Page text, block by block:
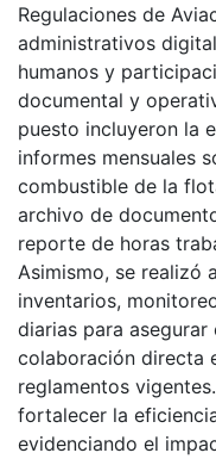
Regulaciones de
administrativos
humanos y
documental y
puesto incluyeron la
informes mensuales
combustible de la
archivo de
reporte de horas
Asimismo, se realizó
inventarios,
diarias para
colaboración directa
reglamentos
fortalecer la
evidenciando el